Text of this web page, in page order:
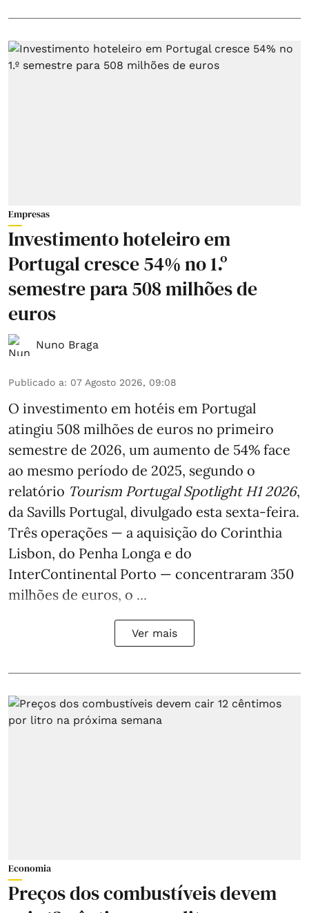
Empresas
Investimento hoteleiro em
Portugal cresce 54% no 1.º
semestre para 508 milhões de
euros
Nuno Braga
Publicado a: 07 Agosto 2026, 09:08
O investimento em hotéis em Portugal
atingiu 508 milhões de euros no primeiro
semestre de 2026, um aumento de 54% face
ao mesmo período de 2025, segundo o
relatório Tourism Portugal Spotlight H1 2026,
da Savills Portugal, divulgado esta sexta-feira.
Três operações — a aquisição do Corinthia
Lisbon, do Penha Longa e do
InterContinental Porto — concentraram 350
milhões de euros, o ...
Ver mais
Economia
Preços dos combustíveis devem